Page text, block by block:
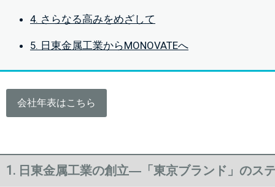
4. さらなる高みをめざして
5. 日東金属工業からMONOVATEへ
会社年表はこちら
1. 日東金属工業の創立―「東京ブランド」のス